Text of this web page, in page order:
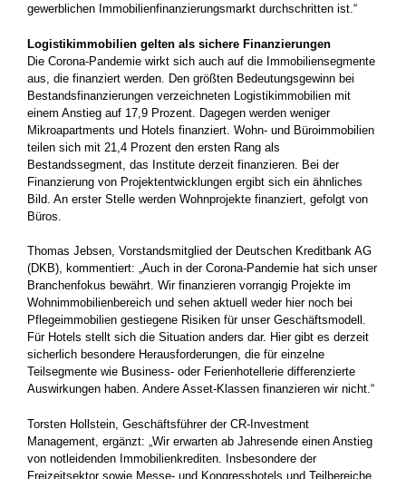
gewerblichen Immobilienfinanzierungsmarkt durchschritten ist.“
Logistikimmobilien gelten als sichere Finanzierungen
Die Corona-Pandemie wirkt sich auch auf die Immobiliensegmente
aus, die finanziert werden. Den größten Bedeutungsgewinn bei
Bestandsfinanzierungen verzeichneten Logistikimmobilien mit
einem Anstieg auf 17,9 Prozent. Dagegen werden weniger
Mikroapartments und Hotels finanziert. Wohn- und Büroimmobilien
teilen sich mit 21,4 Prozent den ersten Rang als
Bestandssegment, das Institute derzeit finanzieren. Bei der
Finanzierung von Projektentwicklungen ergibt sich ein ähnliches
Bild. An erster Stelle werden Wohnprojekte finanziert, gefolgt von
Büros.
Thomas Jebsen, Vorstandsmitglied der Deutschen Kreditbank AG
(DKB), kommentiert: „Auch in der Corona-Pandemie hat sich unser
Branchenfokus bewährt. Wir finanzieren vorrangig Projekte im
Wohnimmobilienbereich und sehen aktuell weder hier noch bei
Pflegeimmobilien gestiegene Risiken für unser Geschäftsmodell.
Für Hotels stellt sich die Situation anders dar. Hier gibt es derzeit
sicherlich besondere Herausforderungen, die für einzelne
Teilsegmente wie Business- oder Ferienhotellerie differenzierte
Auswirkungen haben. Andere Asset-Klassen finanzieren wir nicht.“
Torsten Hollstein, Geschäftsführer der CR-Investment
Management, ergänzt: „Wir erwarten ab Jahresende einen Anstieg
von notleidenden Immobilienkrediten. Insbesondere der
Freizeitsektor sowie Messe- und Kongresshotels und Teilbereiche